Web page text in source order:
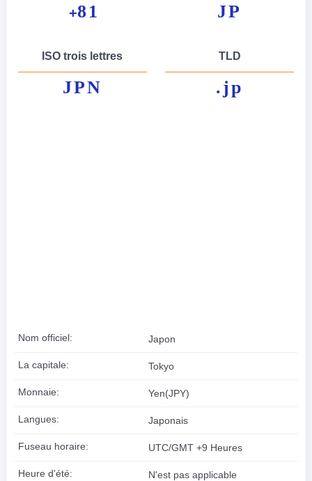
+81 JP
ISO trois lettres
JPN
TLD
.jp
Nom officiel: Japon
La capitale: Tokyo
Monnaie: Yen(JPY)
Langues: Japonais
Fuseau horaire: UTC/GMT +9 Heures
Heure d'été: N'est pas applicable